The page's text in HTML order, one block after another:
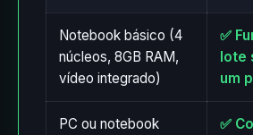
Notebook básico (4
núcleos, 8GB RAM,
vídeo integrado)
✅
lote
um
PC ou notebook
✅